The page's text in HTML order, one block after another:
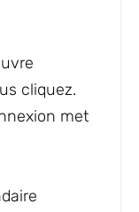
cliquez.
met